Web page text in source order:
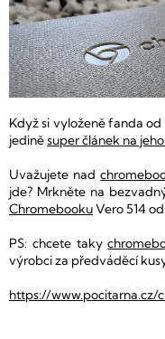
Když si vyloženě fanda
jediněsuper článek na
Uvažujete nad
jde? Mrkněte na
ChromebookuVero 514
PS: chcete taky
výrobci za předváděcí
https://www.pocitarna.cz/